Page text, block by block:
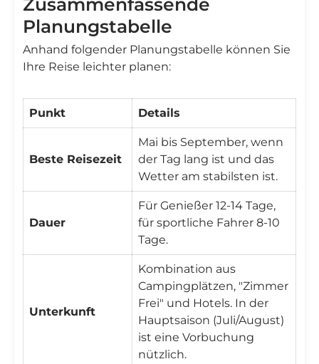
Zusammenfassende
Planungstabelle
Anhand folgender Planungstabelle können Sie
Ihre Reise leichter planen:
Punkt Details
Beste Reisezeit
Mai bis September, wenn
der Tag lang ist und das
Wetter am stabilsten ist.
Dauer
Für Genießer 12-14 Tage,
für sportliche Fahrer 8-10
Tage.
Unterkunft
Kombination aus
Campingplätzen, "Zimmer
Frei" und Hotels. In der
Hauptsaison (Juli/August)
ist eine Vorbuchung
nützlich.